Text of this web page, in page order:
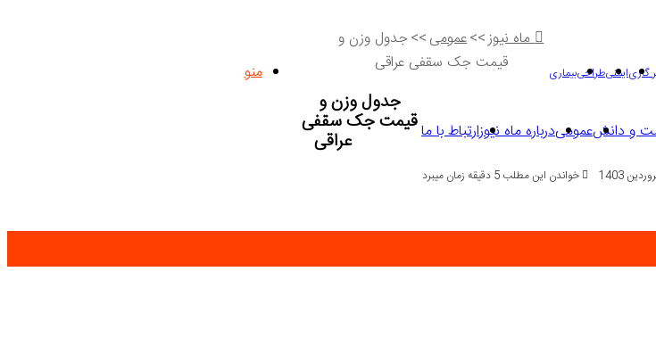
منو گازیایمنیطراحیبیماری
و دانشعمومیدرباره ماه نیوزارتباط با ما
ماه نیوز>>عمومی>>جدول وزن و
قیمت جک سقفی عراقی
جدول وزن و
قیمت جک سقفی
عراقی
خواندن این مطلب 5 دقیقه زمان میبرد